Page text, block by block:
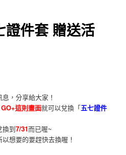
證件套 贈送活
，分享給大家！
這則畫面就可以兌換「五七證件
換到7/31而已喔~
以想要的要趕快去換喔！